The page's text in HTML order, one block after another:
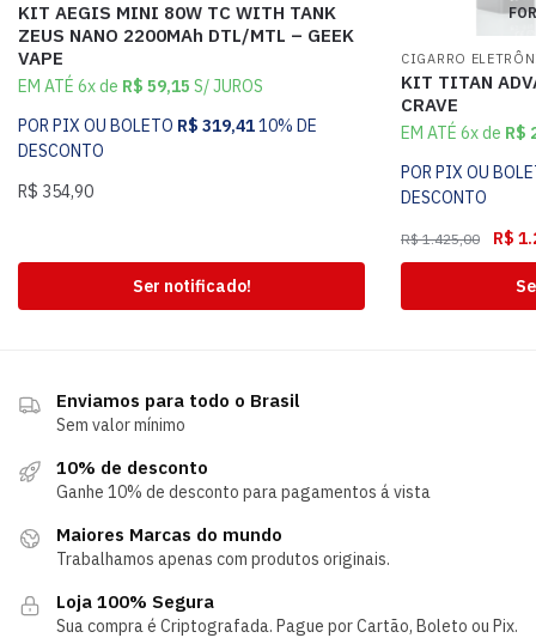
KIT AEGIS MINI 80W TC WITH TANK
ZEUS NANO 2200MAh DTL/MTL – GEEK
VAPE
EM ATÉ 6x de R$ 59,15 S/ JUROS
POR PIX OU BOLETO R$ 319,4110% DE
DESCONTO
R$ 354,90
Ser notificado!
CIGARRO
KIT TITAN
CRAVE
EM ATÉ 6x de R$
POR PIX OU
DESCONTO
R$1.425,00 R$
Enviamos para todo o Brasil
Sem valor mínimo
10% de desconto
Ganhe 10% de desconto para pagamentos á vista
Maiores Marcas do mundo
Trabalhamos apenas com produtos originais.
Loja 100% Segura
Sua compra é Criptografada. Pague por Cartão, Boleto ou Pix.